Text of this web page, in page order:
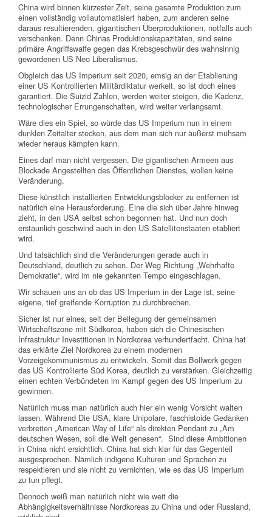
China wird binnen kürzester Zeit, seine gesamte Produktion zum
einen vollständig vollautomatisiert haben, zum anderen seine
daraus resultierenden, gigantischen Überproduktionen, notfalls auch
verschenken. Denn Chinas Produktionskapazitäten, sind seine
primäre Angriffswaffe gegen das Krebsgeschwür des wahnsinnig
gewordenen US Neo Liberalismus.
Obgleich das US Imperium seit 2020, emsig an der Etablierung
einer US Kontrollierten Militärdiktatur werkelt, so ist doch eines
garantiert. Die Suizid Zahlen, werden weiter steigen, die Kadenz,
technologischer Errungenschaften, wird weiter verlangsamt.
Wäre dies ein Spiel, so würde das US Imperium nun in einem
dunklen Zeitalter stecken, aus dem man sich nur äußerst mühsam
wieder heraus kämpfen kann.
Eines darf man nicht vergessen. Die gigantischen Armeen aus
Blockade Angestellten des Öffentlichen Dienstes, wollen keine
Veränderung.
Diese künstlich installierten Entwicklungsblocker zu entfernen ist
natürlich eine Herausforderung. Eine die sich über Jahre hinweg
zieht, in den USA selbst schon begonnen hat. Und nun doch
erstaunlich geschwind auch in den US Satellitenstaaten etabliert
wird.
Und tatsächlich sind die Veränderungen gerade auch in
Deutschland, deutlich zu sehen. Der Weg Richtung „Wehrhafte
Demokratie“, wird im nie gekannten Tempo eingeschlagen.
Wir schauen uns an ob das US Imperium in der Lage ist, seine
eigene, tief greifende Korruption zu durchbrechen.
Sicher ist nur eines, seit der Beilegung der gemeinsamen
Wirtschaftszone mit Südkorea, haben sich die Chinesischen
Infrastruktur Investitionen in Nordkorea verhundertfacht. China hat
das erklärte Ziel Nordkorea zu einem modernen
Vorzeigekommunismus zu entwickeln. Somit das Bollwerk gegen
das US Kontrollierte Süd Korea, deutlich zu verstärken. Gleichzeitig
einen echten Verbündeten im Kampf gegen des US Imperium zu
gewinnen.
Natürlich muss man natürlich auch hier ein wenig Vorsicht walten
lassen. Während Die USA, klare Unipolare, faschistoide Gedanken
verbreiten „American Way of Life“ als direkten Pendant zu „Am
deutschen Wesen, soll die Welt genesen“. Sind diese Ambitionen
in China nicht ersichtlich. China hat sich klar für das Gegenteil
ausgesprochen. Nämlich indigene Kulturen und Sprachen zu
respektieren und sie nicht zu vernichten, wie es das US Imperium
zu tun pflegt.
Dennoch weiß man natürlich nicht wie weit die
Abhängigkeitsverhältnisse Nordkoreas zu China und oder Russland,